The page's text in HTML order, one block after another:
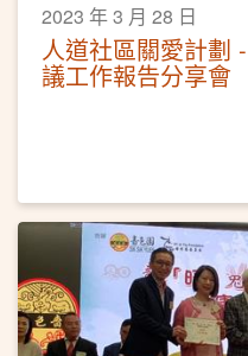
2023 年 3 月 28 日
人道社區關愛計劃
議工作報告分享會